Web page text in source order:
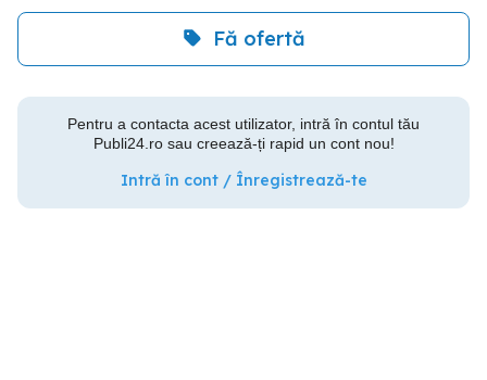
Fă ofertă
Pentru a contacta acest utilizator, intră în contul tău
Publi24.ro sau creează-ți rapid un cont nou!
Intră în cont / Înregistrează-te